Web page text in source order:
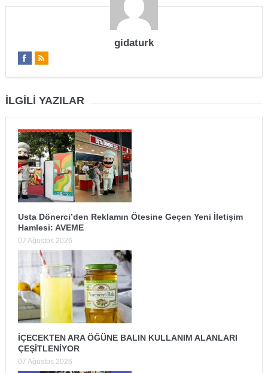
gidaturk
İLGILI YAZILAR
Usta Dönerci’den Reklamın Ötesine Geçen Yeni İletişim
Hamlesi: AVEME
07 Ağustos 2026
İÇECEKTEN ARA ÖĞÜNE BALIN KULLANIM ALANLARI
ÇEŞİTLENİYOR
07 Ağustos 2026